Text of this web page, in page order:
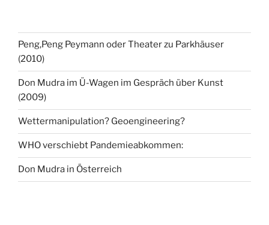
Peng,Peng Peymann oder Theater zu Parkhäuser
(2010)
Don Mudra im Ü-Wagen im Gespräch über Kunst
(2009)
Wettermanipulation? Geoengineering?
WHO verschiebt Pandemieabkommen:
Don Mudra in Österreich